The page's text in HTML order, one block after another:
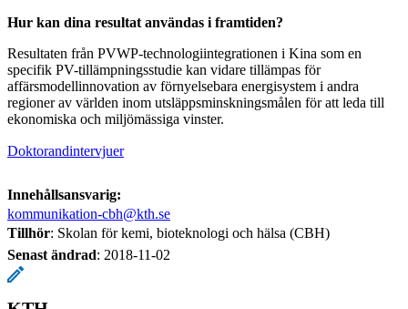
Hur kan dina resultat användas i framtiden?
Resultaten från PVWP-technologiintegrationen i Kina som en
specifik PV-tillämpningsstudie kan vidare tillämpas för
affärsmodellinnovation av förnyelsebara energisystem i andra
regioner av världen inom utsläppsminskningsmålen för att leda till
ekonomiska och miljömässiga vinster.
Doktorandintervjuer
Innehållsansvarig:
kommunikation-cbh@kth.se
Tillhör: Skolan för kemi, bioteknologi och hälsa (CBH)
Senast ändrad: 2018-11-02